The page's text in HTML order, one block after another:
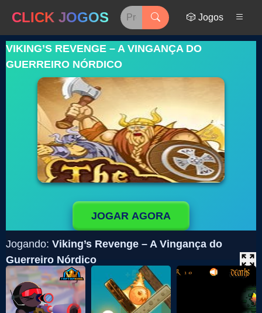
CLICK JOGOS 🎲 Jogos
VIKING’S REVENGE – A VINGANÇA DO
GUERREIRO NÓRDICO
JOGAR AGORA
Jogando: Viking’s Revenge – A Vingança do
Guerreiro Nórdico